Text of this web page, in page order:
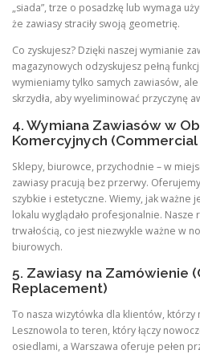
„siada”, trze o posadzkę lub wymaga
że zawiasy straciły swoją geometrię.
Co zyskujesz? Dzięki naszej wymianie
magazynowych odzyskujesz pełną
wymieniamy tylko samych zawiasów,
skrzydła, aby wyeliminować przyczynę
4. Wymiana Zawiasów w
Komercyjnych
Sklepy, biurowce, przychodnie – w
zawiasy pracują bez przerwy.
szybkie i estetyczne. Wiemy, jak ważne
lokalu wyglądało profesjonalnie. Nasze
trwałością, co jest niezwykle ważne w
biurowych.
5. Zawiasy na Zamówienie
Replacement)
To nasza wizytówka dla klientów,
Lesznowola to teren, który łączy
osiedlami, a Warszawa oferuje pełen